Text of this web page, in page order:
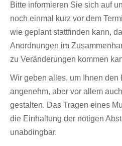
Bitte informieren Sie sich auf
noch einmal kurz vor dem
wie geplant stattfinden kann,
Anordnungen im
zu Veränderungen kommen
Wir geben alles, um Ihnen den
angenehm, aber vor allem
gestalten. Das Tragen eines
die Einhaltung der nötigen
unabdingbar.